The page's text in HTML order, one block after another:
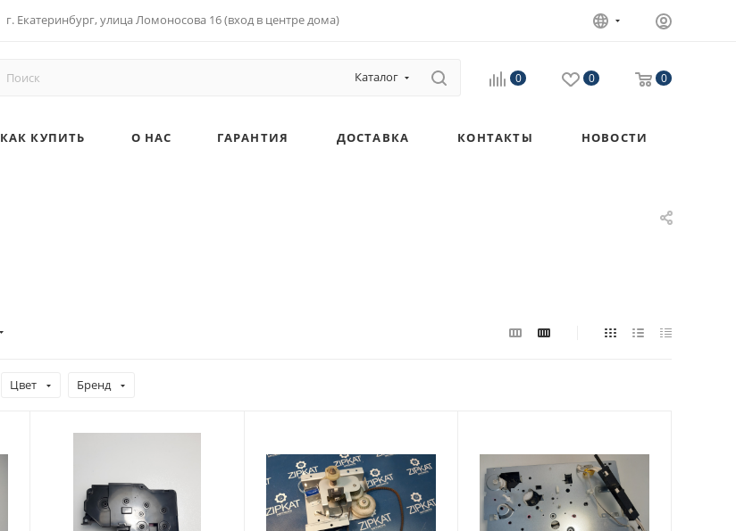
г. Екатеринбург, улица Ломоносова 16 (вход в центре дома)
Каталог 0 0 0
КАК КУПИТЬ О НАС ГАРАНТИЯ ДОСТАВКА КОНТАКТЫ НОВОСТИ
Цвет Бренд